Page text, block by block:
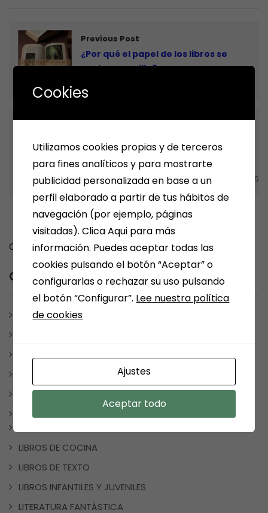
Previous Post
¿Por qué el papel de los libros se
vuelve amarillo?
8 de Marzo – Día Internacional de la
Mujer
NOTICIAS, FRASES, CURIOSIDADES, EVENTOS, DÍAS ESPECIALES
Comments are closed.
Category
ARÉVALO
ESCRITORES MEDINENSES Y AFINES
JUEGOS
LIBROS
LIBROS DE COCINA
LIBROS DE TEXTO
LIBROS INFANTILES Y JUVENILES
LITERATURA FANTÁSTICA
Cookies
Utilizamos cookies propias y de terceros
para fines analíticos y para mostrarte
publicidad personalizada en base a un
perfil elaborado a partir de tus hábitos de
navegación (por ejemplo, páginas
visitadas). Clica Aqui para más
información. Puedes aceptar todas las
cookies pulsando el botón “Aceptar” o
configurarlas o rechazar su uso pulsando
el botón “Configurar”. Lee nuestra política
de cookies
Ajustes
Aceptar todo